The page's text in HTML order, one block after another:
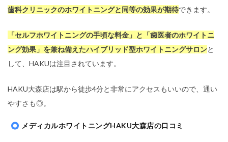
歯科クリニックのホワイトニングと同等の効果が期待できます。
「セルフホワイトニングの手頃な料金」と「歯医者のホワイトニ
ング効果」を兼ね備えたハイブリッド型ホワイトニングサロンと
して、HAKUは注目されています。
HAKU大森店は駅から徒歩4分と非常にアクセスもいいので、通い
やすさも◎。
メディカルホワイトニングHAKU大森店の口コミ